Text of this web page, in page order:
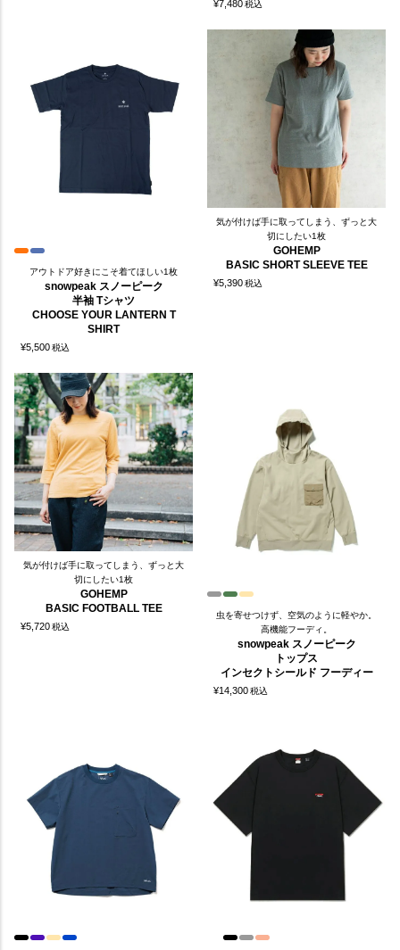
¥7,480税込
アウトドア好きにこそ着てほしい1枚
snowpeak スノーピーク
半袖 Tシャツ
CHOOSE YOUR LANTERN T
SHIRT
¥5,500税込
気が付けば手に取ってしまう、ずっと大
切にしたい1枚
GOHEMP
BASIC SHORT SLEEVE TEE
¥5,390税込
気が付けば手に取ってしまう、ずっと大
切にしたい1枚
GOHEMP
BASIC FOOTBALL TEE
¥5,720税込
虫を寄せつけず、空気のように軽やか。
高機能フーディ。
snowpeak スノーピーク
トップス
インセクトシールド フーディー
¥14,300税込